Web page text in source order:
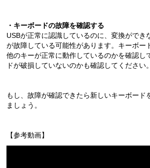
・ キーボードの故障を確認する
USBが正常に認識しているのに、変換ができ
が故障している可能性があります。キーボー
他のキーが正常に動作しているのかを確認し
ドが破損していないのかも確認してください。
もし、故障が確認できたら新しいキーボード
ましょう。
【参考動画】